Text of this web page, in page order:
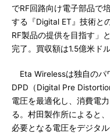
でRF回路向け電子部品で
する『Digital ET』技術と
RF製品の提供を目指す」
完了。買収額は1.5億米ド
Eta Wirelessは独自のパ
DPD（Digital Pre
電圧を最適化し、消費電
る。村田製作所によると
必要となる電圧をデジタ